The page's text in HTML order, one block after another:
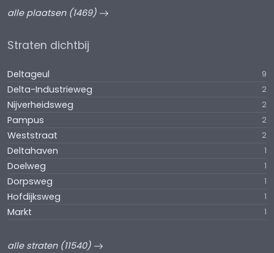
alle plaatsen (1469)
Straten dichtbij
Deltageul 9
Delta-Industrieweg 2
Nijverheidsweg 2
Pampus 2
Weststraat 2
Deltahaven 1
Doelweg 1
Dorpsweg 1
Hofdijksweg 1
Markt 1
alle straten (11540)